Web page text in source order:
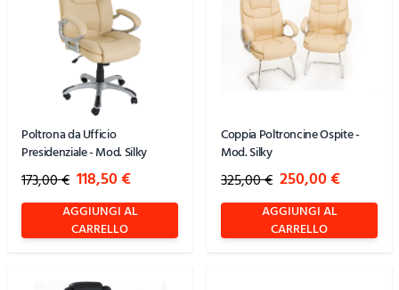
Poltrona da Ufficio
Presidenziale - Mod. Silky
173,00 € Special Price
118,50 €
AGGIUNGI AL
CARRELLO
Coppia Poltroncine Ospite -
Mod. Silky
325,00 € Special Price
250,00 €
AGGIUNGI AL
CARRELLO